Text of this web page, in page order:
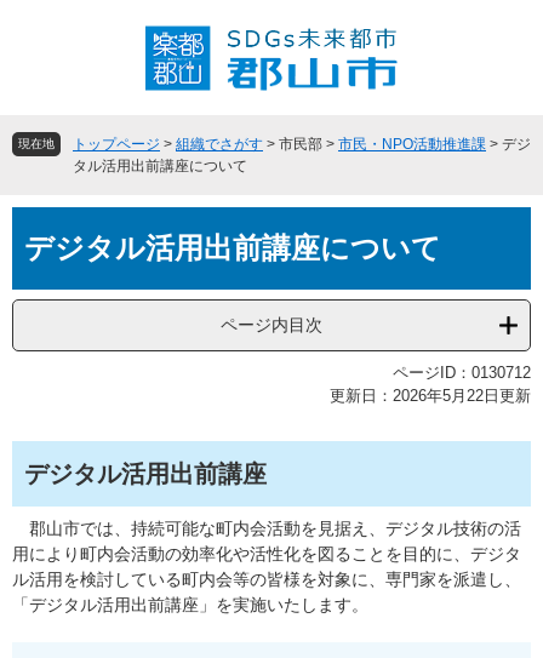
頭
飛
へ
現在地 トップページ > 組織でさがす > 市民部 > 市民・NPO活動推進課 > デジ
タル活用出前講座について
文デジタル活用出前講座について
ページ内目次
ページID：0130712
更新日：2026年5月22日更新
デジタル活用出前講座
郡山市では、持続可能な町内会活動を見据え、デジタル技術の活
用により町内会活動の効率化や活性化を図ることを目的に、デジタ
ル活用を検討している町内会等の皆様を対象に、専門家を派遣し、
「デジタル活用出前講座」を実施いたします。